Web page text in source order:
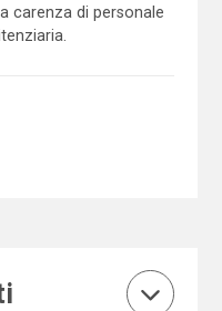
carenza di personale